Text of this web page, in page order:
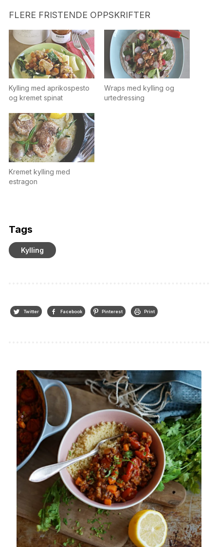
FLERE FRISTENDE OPPSKRIFTER
Kylling med aprikospesto
og kremet spinat
Wraps med kylling og
urtedressing
Kremet kylling med
estragon
Tags
Kylling
Twitter Facebook Pinterest Print